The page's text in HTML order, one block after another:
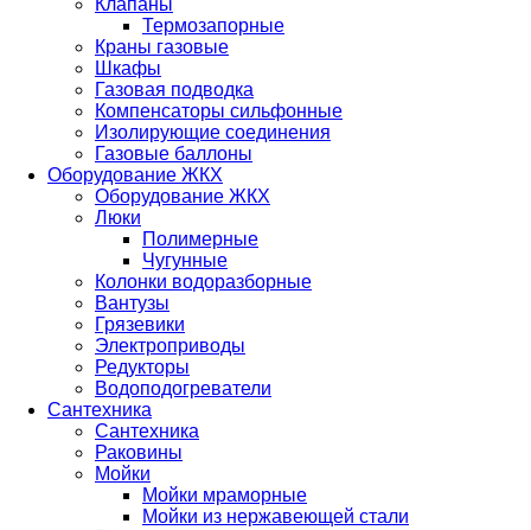
Клапаны
Термозапорные
Краны газовые
Шкафы
Газовая подводка
Компенсаторы сильфонные
Изолирующие соединения
Газовые баллоны
Оборудование ЖКХ
Оборудование ЖКХ
Люки
Полимерные
Чугунные
Колонки водоразборные
Вантузы
Грязевики
Электроприводы
Редукторы
Водоподогреватели
Сантехника
Сантехника
Раковины
Мойки
Мойки мраморные
Мойки из нержавеющей стали